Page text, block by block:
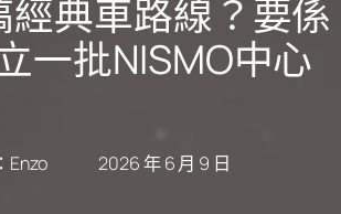
經典車路線？要係
一批NISMO中心
Enzo 2026 年 6 月 9 日